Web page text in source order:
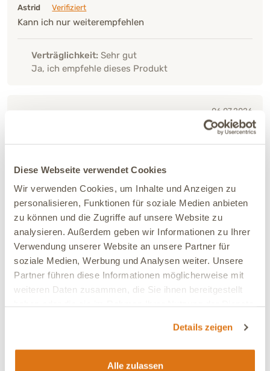
Diese Webseite verwendet Cookies
Wir verwenden Cookies, um Inhalte und Anzeigen zu
personalisieren, Funktionen für soziale Medien anbieten
zu können und die Zugriffe auf unsere Website zu
analysieren. Außerdem geben wir Informationen zu Ihrer
Verwendung unserer Website an unsere Partner für
soziale Medien, Werbung und Analysen weiter. Unsere
Partner führen diese Informationen möglicherweise mit
weiteren Daten zusammen, die Sie ihnen bereitgestellt
Details zeigen
Alle zulassen
Astrid
Verifiziert
Kann ich nur weiterempfehlen
Verträglichkeit: Sehr gut
Ja, ich empfehle dieses Produkt
06.07.2026
Verträglichkeit:Sehr gut
Ja, ich empfehle dieses Produkt
06.07.2026
Jean
Verifiziert